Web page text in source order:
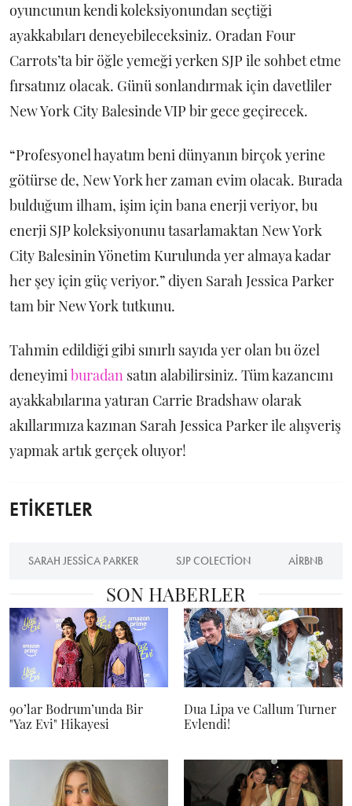
oyuncunun kendi koleksiyonundan seçtiği
ayakkabıları deneyebileceksiniz. Oradan Four
Carrots’ta bir öğle yemeği yerken SJP ile sohbet etme
fırsatınız olacak. Günü sonlandırmak için davetliler
New York City Balesinde VIP bir gece geçirecek.
“Profesyonel hayatım beni dünyanın birçok yerine
götürse de, New York her zaman evim olacak. Burada
bulduğum ilham, işim için bana enerji veriyor, bu
enerji SJP koleksiyonunu tasarlamaktan New York
City Balesinin Yönetim Kurulunda yer almaya kadar
her şey için güç veriyor.” diyen Sarah Jessica Parker
tam bir New York tutkunu.
Tahmin edildiği gibi sınırlı sayıda yer olan bu özel
deneyimiburadan satın alabilirsiniz. Tüm kazancını
ayakkabılarına yatıran Carrie Bradshaw olarak
akıllarımıza kazınan Sarah Jessica Parker ile alışveriş
yapmak artık gerçek oluyor!
ETİKETLER
SARAH JESSICA PARKER SJP COLECTION AIRBNB
SON HABERLER
90’lar Bodrum’unda Bir
"Yaz Evi" Hikayesi
Dua Lipa ve Callum Turner
Evlendi!